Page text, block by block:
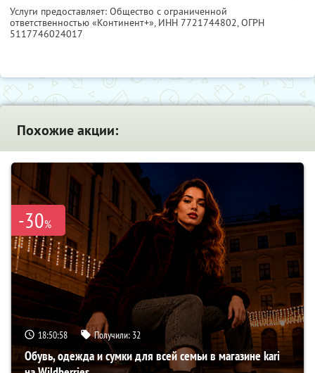
Услуги предоставляет: Общество с ограниченной
ответственностью «Континент+», ИНН 7721744802, ОГРН
5117746024017
Похожие акции:
-30%
18:50:57 Получили: 32
Обувь, одежда и сумки для всей семьи в магазине kari